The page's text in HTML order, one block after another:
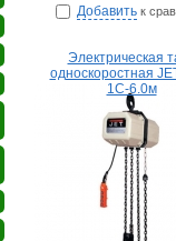
Добавить к
Электрическая
односкоростная
1C-6.0м